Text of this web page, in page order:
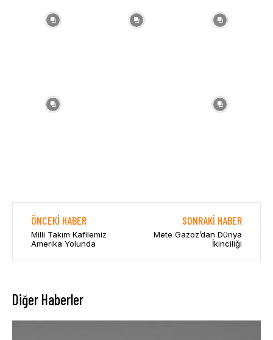
ÖNCEKI HABER
Milli Takım Kafilemiz
Amerika Yolunda
SONRAKI HABER
Mete Gazoz’dan Dünya
İkinciliği
Diğer Haberler